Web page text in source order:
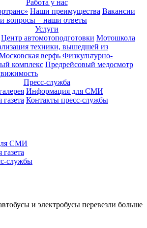
Работа у нас
Наши преимущества Вакансии
вопросы – наши ответы
Услуги
Центр автомотоподготовки Мотошкола
техники, вышедшей из
верфь Физкультурно-
комплекс Предрейсовый медосмотр
Пресс-служба
Информация для СМИ
Контакты пресс-службы
СМИ
службы
и электробусы перевезли больше